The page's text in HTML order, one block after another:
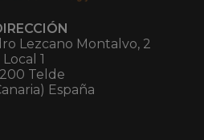
Lezcano Montalvo, 2
Local 1
Telde
España